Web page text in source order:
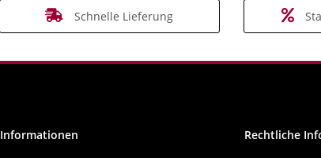
Schnelle Lieferung
Informationen Rechtliche